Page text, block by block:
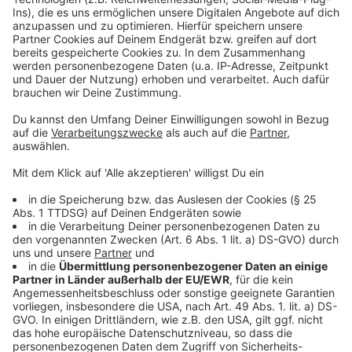
einem Jahr im Lukas berichten. Übrigens: Auch hier
waren es drei Mädchen…
„Für die nächsten Drillinge kommen wir wieder
zum Lukas“, sagt Tabea Gennuso und lacht:
„Aber ernsthaft: Wir können das Haus nur
weiterempfehlen.“
Jeden Tag sind die Eltern zu ihrem Mädchen-Trio an
die Preußenstraße gefahren, jetzt werden sie Elisa,
Clara und Lea mit Hilfe der Großeltern in Kapellen
versorgen.
(Text: Lukaskrankenhaus)
Anzeige